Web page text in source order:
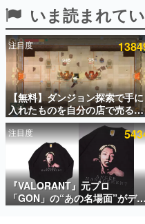
殿堂入り記事
SNS拡散数が数千
ど。多くの人々に
事をまとめました
ゲームの企画
名作ゲームクリエ
聞きし、ヒットす
きます。
赫本
この物語を解いて
の形をした短編ホ
新世代に訊く
これからのデジタ
の姿を追い、彼ら
いま読まれて
注目度
【無料】ダンジョン探索で手に
入れたものを自分の店で売るゲ
ーム『Moonlighter』がSteam
にて無料配布中！続編
『Moonlighter 2』の9月2日正
式リリースを記念したキャンペ
ーン
注目度
『VALORANT』元プロ
「GON」の“あの名場面”がデ
インされた新作グッズが本日8